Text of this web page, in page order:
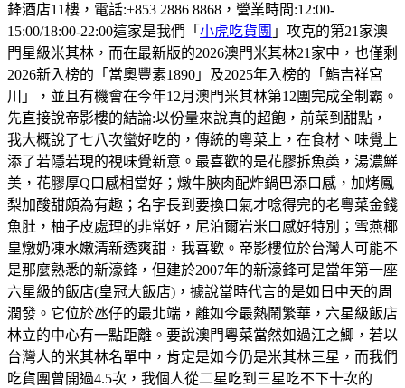
鋒酒店11樓，電話:+853 2886 8868，營業時間:12:00-
15:00/18:00-22:00這家是我們「 小虎吃貨團 」攻克的第21家澳
門星級米其林，而在最新版的2026澳門米其林21家中，也僅剩
2026新入榜的「當奧豐素1890」及2025年入榜的「鮨吉祥宮
川」，並且有機會在今年12月澳門米其林第12團完成全制霸。
先直接說帝影樓的結論:以份量來說真的超飽，前菜到甜點，
我大概說了七八次蠻好吃的，傳統的粵菜上，在食材、味覺上
添了若隱若現的視味覺新意。最喜歡的是花膠拆魚𡙡，湯濃鮮
美，花膠厚Q口感相當好；燉牛脥肉配炸鍋巴添口感，加烤鳳
梨加酸甜頗為有趣；名字長到要換口氣才唸得完的老粵菜金錢
魚肚，柚子皮處理的非常好，尼泊爾岩米口感好特別；雪燕椰
皇燉奶凍水嫩清新透爽甜，我喜歡。帝影樓位於台灣人可能不
是那麼熟悉的新濠鋒，但建於2007年的新濠鋒可是當年第一座
六星級的飯店(皇冠大飯店)，據說當時代言的是如日中天的周
潤發。它位於氹仔的最北端，離如今最熱鬧繁華，六星級飯店
林立的中心有一點距離。要說澳門粵菜當然如過江之鯽，若以
台灣人的米其林名單中，肯定是如今仍是米其林三星，而我們
吃貨團曾開過4.5次，我個人從二星吃到三星吃不下十次的